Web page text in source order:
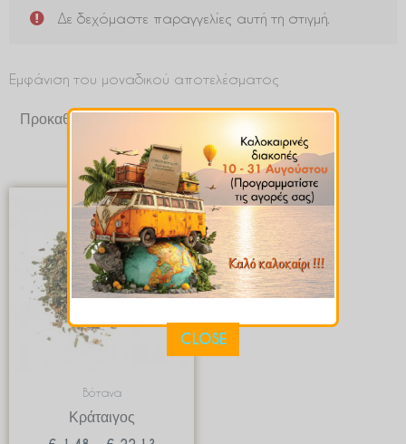
Δε δεχόμαστε παραγγελίες αυτή τη στιγμή.
Εμφάνιση του μοναδικού αποτελέσματος
Βότανα
Κράταιγος
Price
range:
€ 1.48
through
€ 22.13
CLOSE